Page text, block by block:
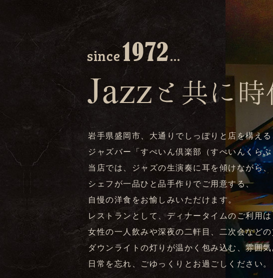
岩手県盛岡市、大通りでしっぽりと店を構える
ジャズバー「すぺいん倶楽部（すぺいんくらぶ
当店では、ジャズの生演奏に耳を傾けながら、
シェフが一品ひと品手作りでご用意する、
自慢の洋食をお愉しみいただけます。
レストランとして、ディナータイムのご利用は
女性の一人飲みや深夜の二軒目、二次会など
ダウンライトの灯りが温かく包み込む、雰囲
日常を忘れ、ごゆっくりとお過ごしください。